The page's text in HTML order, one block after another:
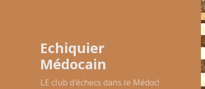
Echiquier
Médocain
LE club d'échecs dans le Médoc!